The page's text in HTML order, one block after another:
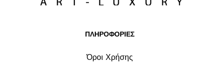
ΠΛΗΡΟΦΟΡΙΕΣ
Όροι Χρήσης